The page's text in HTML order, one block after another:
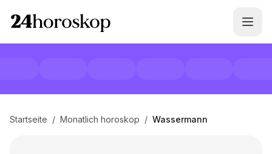
Startseite / Monatlich horoskop / Wassermann